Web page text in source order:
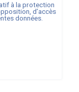
à la protection
d’accès
données.